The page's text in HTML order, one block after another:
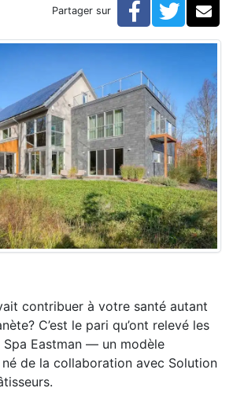
du Spa Eastman : Habiter la
Partager sur Facebook
contribuer à votre santé autant
C’est le pari qu’ont relevé les
Spa Eastman — un modèle
de la collaboration avec Solution